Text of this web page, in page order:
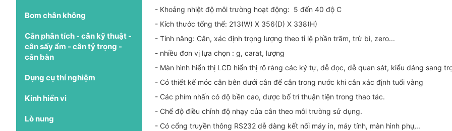
Bơm chân không
Cân phân tích - cân kỹ thuật -
cân sấy ẩm - cân tỷ trọng -
cân bàn
Dụng cụ thí nghiệm
Kính hiển vi
Lò nung
- Khoảng nhiệt độ môi trường hoạt động: 5 đến 40 độ C
- Kích thước tổng thể: 213(W) X 356(D) X 338(H)
- Tính năng: Cân, xác định trọng lượng theo tỉ lệ phần trăm, trừ bì, zero...
- nhiều đơn vị lựa chọn : g, carat, lượng
- Màn hình hiển thị LCD hiển thị rõ ràng các ký tự, dễ đọc, dễ quan sát, kiểu dáng sang
- Có thiết kế móc cân bên dưới cân để cân trong nước khi cân xác định tuổi vàng
- Các phím nhấn có độ bền cao, được bố trí thuận tiện trong thao tác.
- Chế độ điều chỉnh độ nhạy của cân theo môi trường sử dụng.
- Có cổng truyền thông RS232 dễ dàng kết nối máy in, máy tính, màn hình phụ,..